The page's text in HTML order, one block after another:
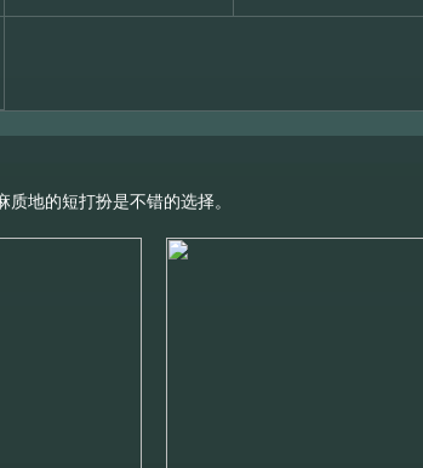
地的短打扮是不错的选择。